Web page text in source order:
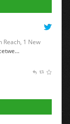
Reach, 1 New